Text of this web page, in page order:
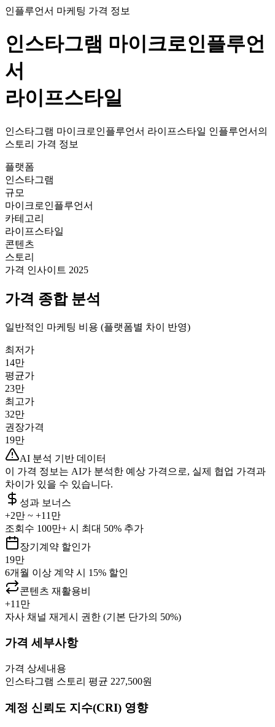
인플루언서 마케팅 가격 정보
인스타그램 마이크로인플루언
서
라이프스타일
인스타그램 마이크로인플루언서 라이프스타일 인플루언서의
스토리 가격 정보
플랫폼
인스타그램
규모
마이크로인플루언서
카테고리
라이프스타일
콘텐츠
스토리
가격 인사이트 2025
가격 종합 분석
일반적인 마케팅 비용 (플랫폼별 차이 반영)
최저가
14만
평균가
23만
최고가
32만
권장가격
19만
AI 분석 기반 데이터
이 가격 정보는 AI가 분석한 예상 가격으로, 실제 협업 가격과
차이가 있을 수 있습니다.
성과 보너스
+2만 ~ +11만
조회수 100만+ 시 최대 50% 추가
장기계약 할인가
19만
6개월 이상 계약 시 15% 할인
콘텐츠 재활용비
+11만
자사 채널 재게시 권한 (기본 단가의 50%)
가격 세부사항
가격 상세내용
인스타그램 스토리 평균 227,500원
계정 신뢰도 지수(CRI) 영향